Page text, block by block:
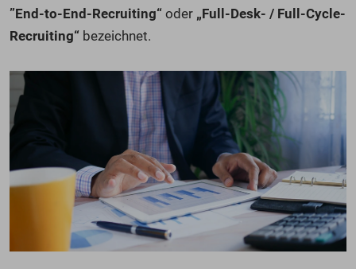
”End-to-End-Recruiting“ oder „Full-Desk- / Full-Cycle-
Recruiting“ bezeichnet.